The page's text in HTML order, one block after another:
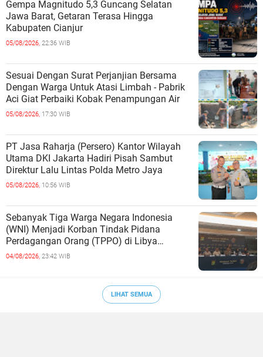
Gempa Magnitudo 5,3 Guncang Selatan
Jawa Barat, Getaran Terasa Hingga
Kabupaten Cianjur
05/08/2026, 22:36 WIB
Sesuai Dengan Surat Perjanjian Bersama
Dengan Warga Untuk Atasi Limbah - Pabrik
Aci Giat Perbaiki Kobak Penampungan Air
05/08/2026, 17:30 WIB
PT Jasa Raharja (Persero) Kantor Wilayah
Utama DKI Jakarta Hadiri Pisah Sambut
Direktur Lalu Lintas Polda Metro Jaya
05/08/2026, 10:56 WIB
Sebanyak Tiga Warga Negara Indonesia
(WNI) Menjadi Korban Tindak Pidana
Perdagangan Orang (TPPO) di Libya
Berhasil Dipulangkan Ke - Indonesia. Mereka
04/08/2026, 23:42 WIB
LIHAT SEMUA